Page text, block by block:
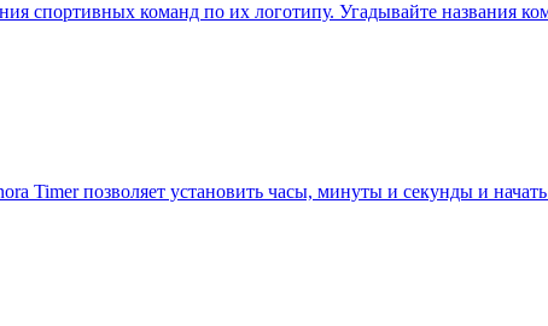
спортивных команд по их логотипу. Угадывайте названия
Timer позволяет установить часы, минуты и секунды и